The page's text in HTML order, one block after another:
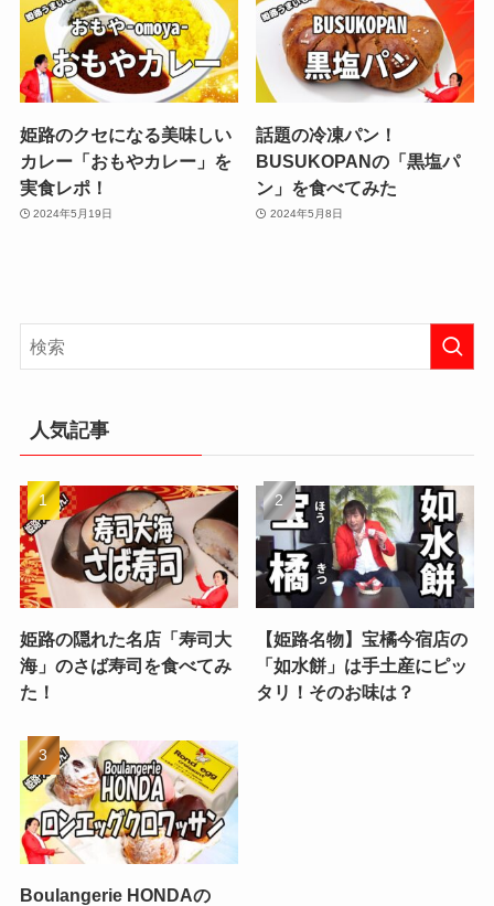
姫路のクセになる美味しい
カレー「おもやカレー」を
実食レポ！
2024年5月19日
話題の冷凍パン！
BUSUKOPANの「黒塩パ
ン」を食べてみた
2024年5月8日
人気記事
姫路の隠れた名店「寿司大
海」のさば寿司を食べてみ
た！
【姫路名物】宝橘今宿店の
「如水餅」は手土産にピッ
タリ！そのお味は？
Boulangerie HONDAの